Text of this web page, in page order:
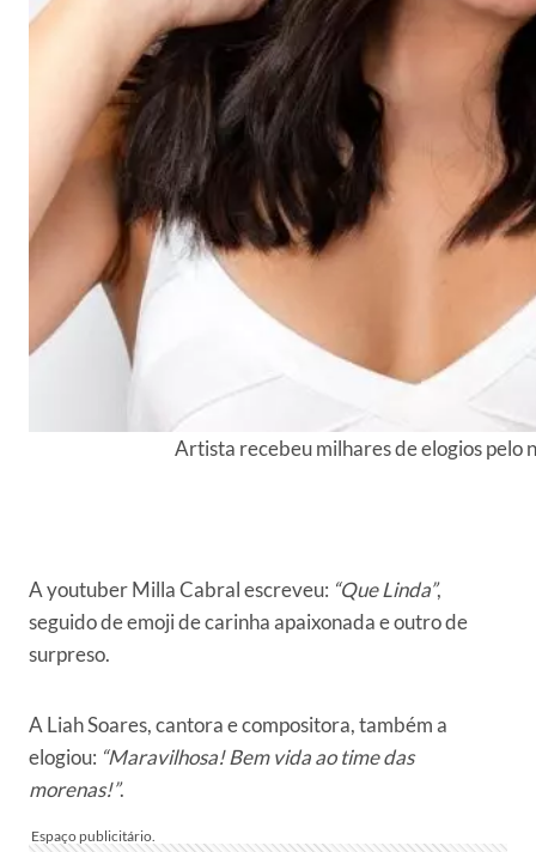
Artista recebeu milhares de elogios pelo
A youtuber Milla Cabral escreveu: “Que Linda”,
seguido de emoji de carinha apaixonada e outro de
surpreso.
A Liah Soares, cantora e compositora, também a
elogiou: “Maravilhosa! Bem vida ao time das
morenas!”.